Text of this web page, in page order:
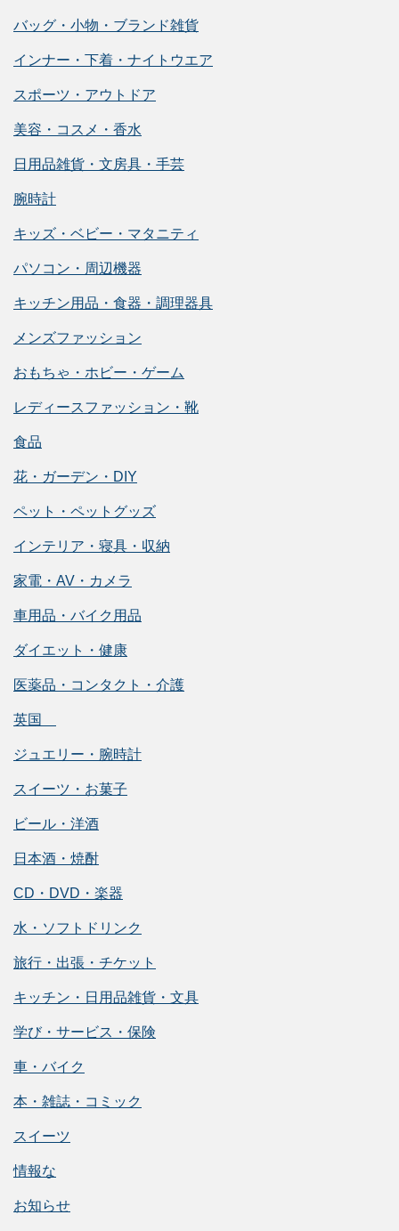
バッグ・小物・ブランド雑貨
インナー・下着・ナイトウエア
スポーツ・アウトドア
美容・コスメ・香水
日用品雑貨・文房具・手芸
腕時計
キッズ・ベビー・マタニティ
パソコン・周辺機器
キッチン用品・食器・調理器具
メンズファッション
おもちゃ・ホビー・ゲーム
レディースファッション・靴
食品
花・ガーデン・DIY
ペット・ペットグッズ
インテリア・寝具・収納
家電・AV・カメラ
車用品・バイク用品
ダイエット・健康
医薬品・コンタクト・介護
英国
ジュエリー・腕時計
スイーツ・お菓子
ビール・洋酒
日本酒・焼酎
CD・DVD・楽器
水・ソフトドリンク
旅行・出張・チケット
キッチン・日用品雑貨・文具
学び・サービス・保険
車・バイク
本・雑誌・コミック
スイーツ
情報な
お知らせ